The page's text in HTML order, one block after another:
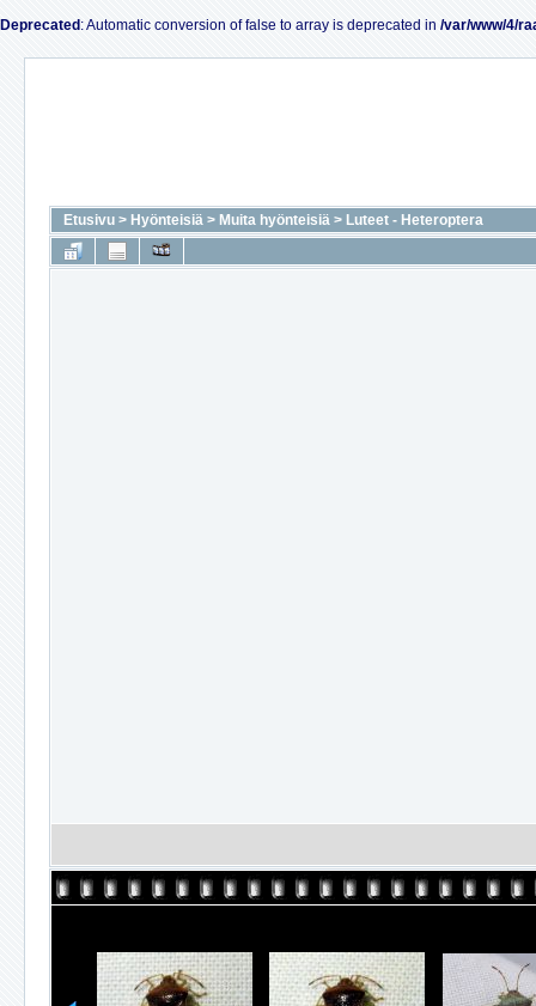
Deprecated : Automatic conversion of false to array is deprecated in /var/www/4/
Etusivu > Hyönteisiä > Muita hyönteisiä > Luteet - Heteroptera